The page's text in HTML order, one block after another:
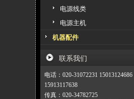
电源线类
电源主机
机器配件
联系我们
电话：020-31072231 15013124686
15913117638
传真：020-34782725